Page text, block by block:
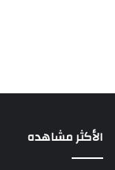
الأكثر مشاهده